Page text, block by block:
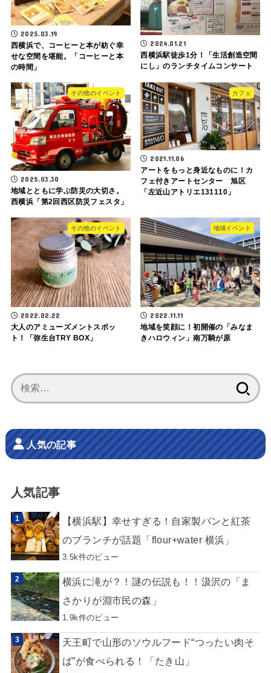
2025.03.19
西横浜で、コーヒーと本が紡ぐ幸
せな空間を堪能。「コーヒーと本
の時間」
2024.01.21
西横浜駅徒歩1分！「生活創造空間
にし」のランチタイムコンサート
その他のイベント
2025.03.30
地域とともに学ぶ防災の大切さ。
西横浜「第2回西区防災フェスタ」
カフェ
2021.11.06
アートをもっと身近なものに！カ
フェ付きアートセンター 旭区
「左近山アトリエ131110」
その他のイベント
2022.02.22
大人のアミューズメントスポッ
ト！「弥生台TRY BOX」
地域イベント
2022.11.11
地域を笑顔に！初開催の「みなま
きハロウィン」南万騎が原
索:
人気の記事
人気記事
【横浜駅】幸せすぎる！自家製パンと紅茶
のブランチが話題「flour+water 横浜」
3.5k件のビュー
横浜に滝が？！謎の伝説も！！汲沢の「ま
さかりが淵市民の森」
1.9k件のビュー
天王町で山形のソウルフード“つったい肉そ
ば”が食べられる！「たき山」